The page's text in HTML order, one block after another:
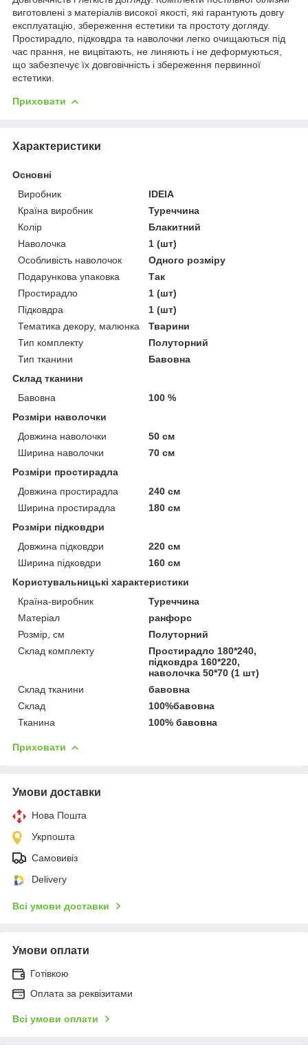
виготовлені з матеріалів високої якості, які гарантують довгу
експлуатацію, збереження естетики та простоту догляду.
Простирадло, підковдра та наволочки легко очищаються під
час прання, не вицвітають, не линяють і не деформуються,
що забезпечує їх довговічність і збереження первинної
естетики.
Приховати
Характеристики
Основні
Виробник
IDEIA
Країна виробник
Туреччина
Колір
Блакитний
Наволочка
1 (шт)
Особливість наволочок
Одного розміру
Подарункова упаковка
Так
Простирадло
1 (шт)
Підковдра
1 (шт)
Тематика декору, малюнка
Тварини
Тип комплекту
Полуторний
Тип тканини
Бавовна
Склад тканини
Бавовна
100 %
Розміри наволочки
Довжина наволочки
50 см
Ширина наволочки
70 см
Розміри простирадла
Довжина простирадла
240 см
Ширина простирадла
180 см
Розміри підковдри
Довжина підковдри
220 см
Ширина підковдри
160 см
Користувальницькі характеристики
Країна-виробник
Туреччина
Матеріал
ранфорс
Розмір, см
Полуторний
Склад комплекту
Простирадло 180*240,
підковдра 160*220,
наволочка 50*70 (1 шт)
Склад тканини
бавовна
Склад
100%бавовна
Тканина
100% бавовна
Приховати
Умови доставки
Нова Пошта
Укрпошта
Самовивіз
Delivery
Всі умови доставки
Умови оплати
Готівкою
Оплата за реквізитами
Всі умови оплати